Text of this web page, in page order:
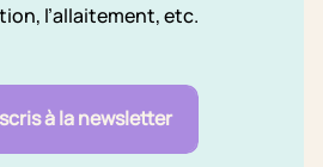
l’allaitement, etc.
à la newsletter